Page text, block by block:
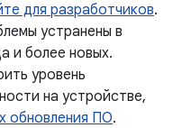
для разработчиков.
устранены в
и более новых.
уровень
на устройстве,
обновления ПО.